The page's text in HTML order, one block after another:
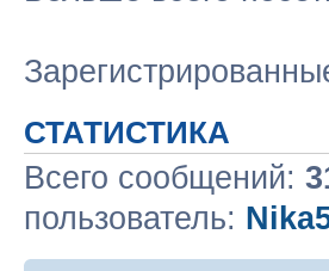
СТАТИСТИКА
Всего сообщений:
пользователь: